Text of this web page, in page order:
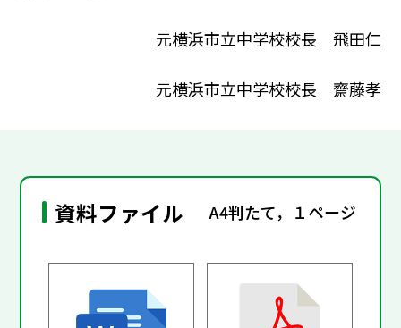
元横浜市立中学校校長 飛田仁
元横浜市立中学校校長 齋藤孝
資料ファイル A4判たて，１ページ